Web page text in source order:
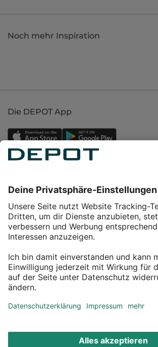
Noch mehr Inspiration
Die DEPOT App
Service
Über DEPOT
Kontakt